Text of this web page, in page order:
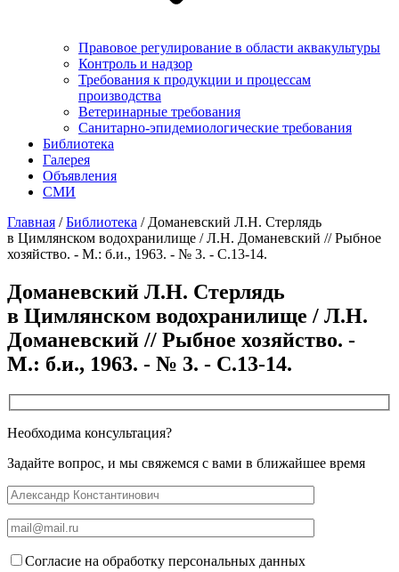
Правовое регулирование в области аквакультуры
Контроль и надзор
Требования к продукции и процессам
производства
Ветеринарные требования
Санитарно-эпидемиологические требования
Библиотека
Галерея
Объявления
СМИ
Главная /Библиотека / Доманевский Л.Н. Стерлядь
в Цимлянском водохранилище / Л.Н. Доманевский // Рыбное
хозяйство. - М.: б.и., 1963. - № 3. - С.13-14.
Доманевский Л.Н. Стерлядь
в Цимлянском водохранилище / Л.Н.
Доманевский // Рыбное хозяйство. -
М.: б.и., 1963. - № 3. - С.13-14.
Необходима консультация?
Задайте вопрос, и мы свяжемся с вами в ближайшее время
Согласие на обработку персональных данных